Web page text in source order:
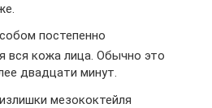
постепенно
вся кожа лица. Обычно это
двадцати минут.
мезококтейля